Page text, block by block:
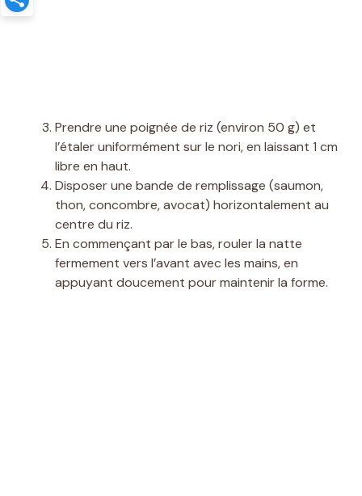
Prendre une poignée de riz (environ 50 g) et
l’étaler uniformément sur le nori, en laissant 1 cm
libre en haut.
Disposer une bande de remplissage (saumon,
thon, concombre, avocat) horizontalement au
centre du riz.
En commençant par le bas, rouler la natte
fermement vers l’avant avec les mains, en
appuyant doucement pour maintenir la forme.